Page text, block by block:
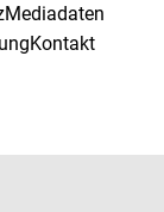
Mediadaten
Kontakt